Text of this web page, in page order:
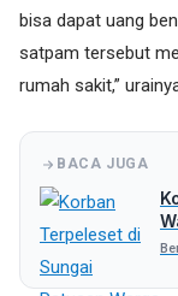
bisa dapat uang
satpam tersebut
rumah sakit,”
BACA JUGA